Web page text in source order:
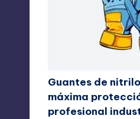
Guantes de
máxima
profesional